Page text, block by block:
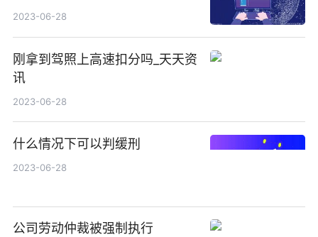
2023-06-28
刚拿到驾照上高速扣分吗_天天资
讯
2023-06-28
什么情况下可以判缓刑
2023-06-28
公司劳动仲裁被强制执行